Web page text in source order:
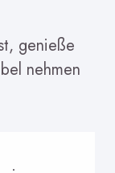
genieße
nehmen